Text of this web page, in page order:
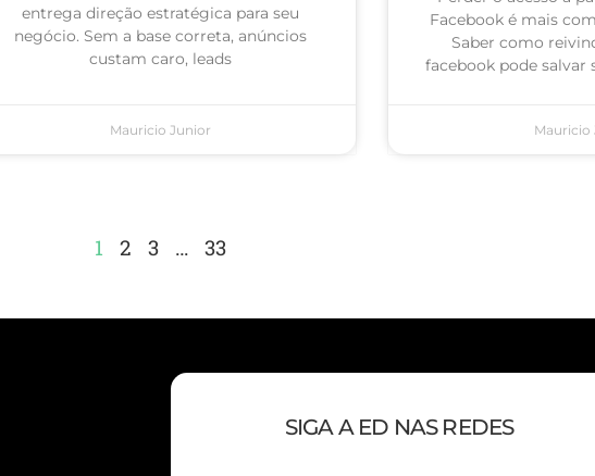
entrega direção estratégica para seu
negócio. Sem a base correta, anúncios
custam caro, leads
Mauricio Junior
Facebook é mais
Saber como
facebook pode salvar
Mauricio
1 2 3 … 33
SIGA A ED NAS REDES